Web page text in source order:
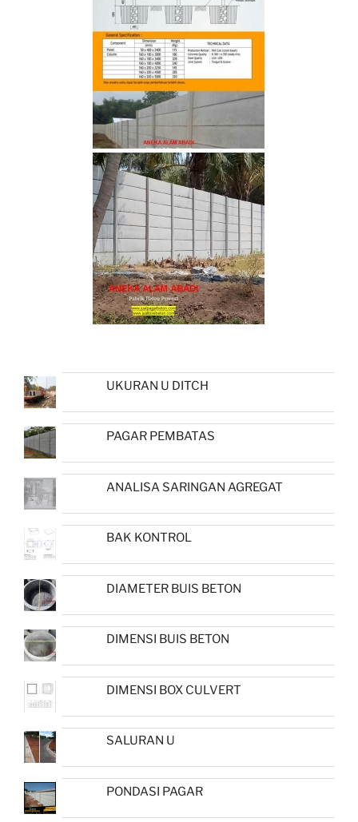
UKURAN U DITCH
PAGAR PEMBATAS
ANALISA SARINGAN AGREGAT
BAK KONTROL
DIAMETER BUIS BETON
DIMENSI BUIS BETON
DIMENSI BOX CULVERT
SALURAN U
PONDASI PAGAR